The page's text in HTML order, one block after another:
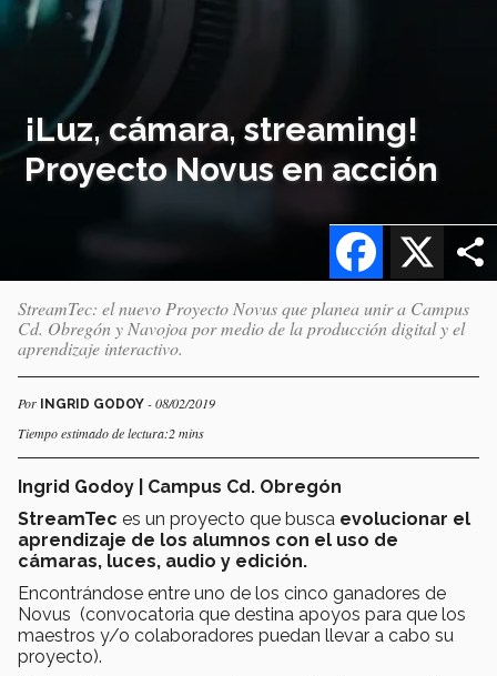
¡Luz, cámara, streaming!
Proyecto Novus en acción
X
Facebook
StreamTec: el nuevo Proyecto Novus que planea unir a Campus
Cd. Obregón y Navojoa por medio de la producción digital y el
aprendizaje interactivo.
Por INGRID GODOY - 08/02/2019
Tiempo estimado de lectura:2 mins
Ingrid Godoy | Campus Cd. Obregón
StreamTec es un proyecto que busca evolucionar el
aprendizaje de los alumnos con el uso de
cámaras, luces, audio y edición.
Encontrándose entre uno de los cinco ganadores de
Novus (convocatoria que destina apoyos para que los
maestros y/o colaboradores puedan llevar a cabo su
proyecto).